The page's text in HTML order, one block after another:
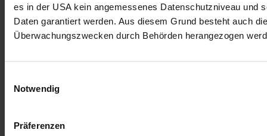
es in der USA kein angemessenes Datenschutzniveau und
Daten garantiert werden. Aus diesem Grund besteht auch
Überwachungszwecken durch Behörden herangezogen
Notwendig
Präferenzen